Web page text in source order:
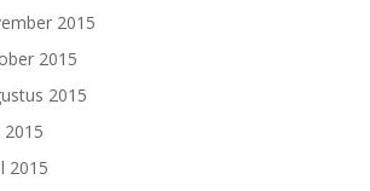
2015
2015
2015
2015
2015